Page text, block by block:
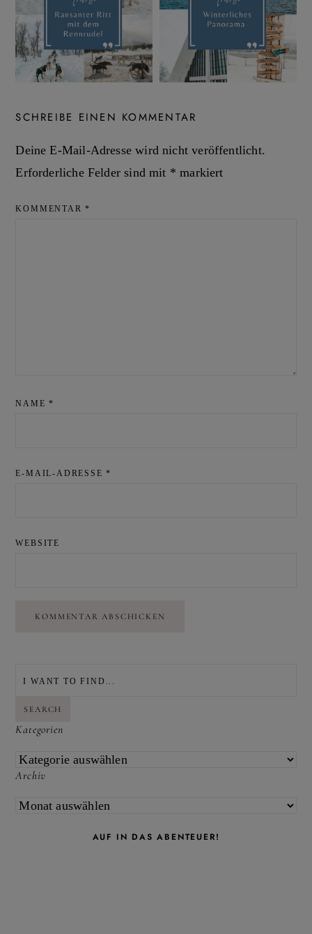
SCHREIBE EINEN KOMMENTAR
Deine E-Mail-Adresse wird nicht veröffentlicht.
Erforderliche Felder sind mit * markiert
KOMMENTAR*
NAME*
E-MAIL-ADRESSE*
WEBSITE
SEARCH
Kategorien
KATEGORIEN
Archiv
ARCHIV
AUF IN DAS ABENTEUER!